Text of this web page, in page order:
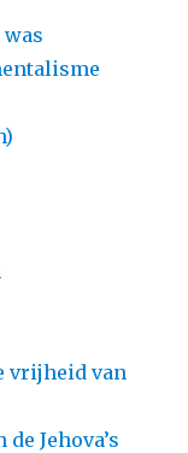
vrijheid van
Jehova’s